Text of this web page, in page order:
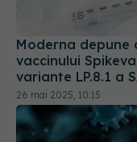
Moderna
vaccinului
variante LP.8.1 a
26 mai 2025, 10:15